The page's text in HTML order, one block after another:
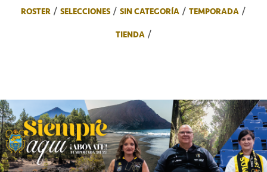
ROSTER
SELECCIONES SIN CATEGORÍA
TEMPORADA
TIENDA